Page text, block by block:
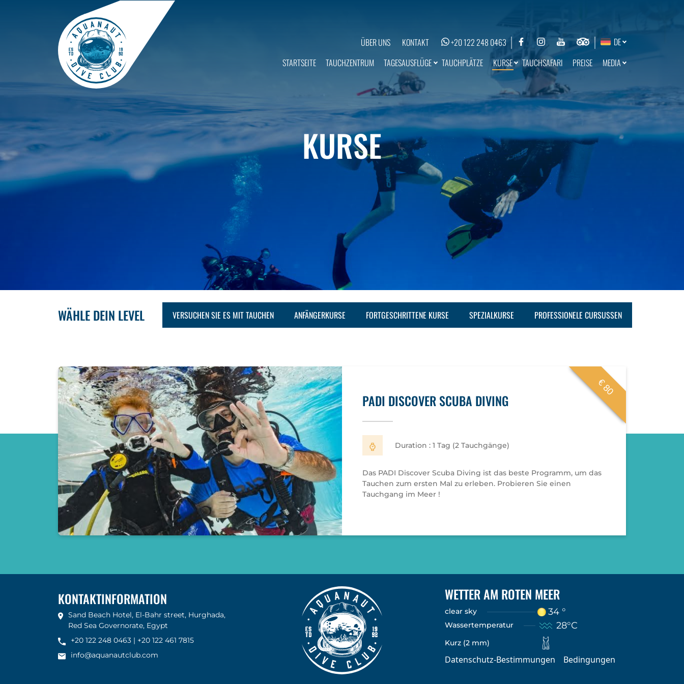
ÜBER UNS KONTAKT +20 122 248 0463
DE
STARTSEITE
TAUCHZENTRUM TAGESAUSFLÜGE TAUCHPLÄTZE KURSE TAUCHSAFARI PREISE MEDIA
KURSE
WÄHLE DEIN LEVEL VERSUCHEN SIE ES MIT TAUCHEN ANFÄNGERKURSE FORTGESCHRITTENE KURSE SPEZIALKURSE PROFESSIONELE CURSUSSEN
€ 80
PADI DISCOVER SCUBA DIVING
Duration : 1 Tag (2 Tauchgänge)
Das PADI Discover Scuba Diving ist das beste Programm, um das
Tauchen zum ersten Mal zu erleben. Probieren Sie einen
Tauchgang im Meer !
KONTAKTINFORMATION
Sand Beach Hotel, El-Bahr street, Hurghada,
Red Sea Governorate, Egypt
+20 122 248 0463 | +20 122 461 7815
info@aquanautclub.com
WETTER AM ROTEN MEER
clear sky 34 °
Wassertemperatur 28°C
Kurz (2 mm)
Datenschutz-Bestimmungen Bedingungen